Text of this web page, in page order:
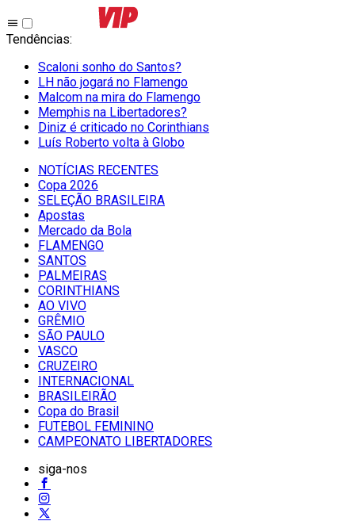
Tendências:
Scaloni sonho do Santos?
LH não jogará no Flamengo
Malcom na mira do Flamengo
Memphis na Libertadores?
Diniz é criticado no Corinthians
Luís Roberto volta à Globo
NOTÍCIAS RECENTES
Copa 2026
SELEÇÃO BRASILEIRA
Apostas
Mercado da Bola
FLAMENGO
SANTOS
PALMEIRAS
CORINTHIANS
AO VIVO
GRÊMIO
SĀO PAULO
VASCO
CRUZEIRO
INTERNACIONAL
BRASILEIRÃO
Copa do Brasil
FUTEBOL FEMININO
CAMPEONATO LIBERTADORES
siga-nos